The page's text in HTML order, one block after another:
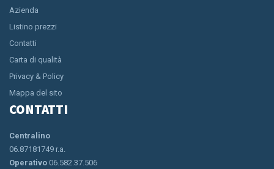
Azienda
Listino prezzi
Contatti
Carta di qualità
Privacy & Policy
Mappa del sito
CONTATTI
Centralino
06.87181749 r.a.
Operativo 06.582.37.506